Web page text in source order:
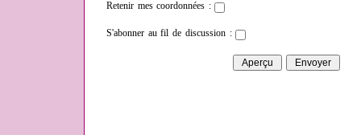
Retenir mes coordonnées :
S'abonner au fil de discussion :